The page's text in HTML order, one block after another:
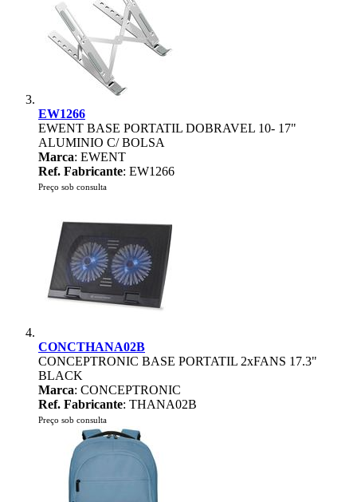
EW1266
EWENT BASE PORTATIL DOBRAVEL 10- 17"
ALUMINIO C/ BOLSA
Marca: EWENT
Ref. Fabricante: EW1266
Preço sob consulta
CONCTHANA02B
CONCEPTRONIC BASE PORTATIL 2xFANS 17.3"
BLACK
Marca: CONCEPTRONIC
Ref. Fabricante: THANA02B
Preço sob consulta